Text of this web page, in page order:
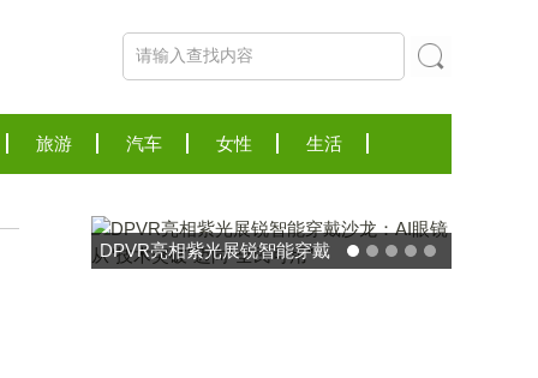
旅游 汽车 女性 生活